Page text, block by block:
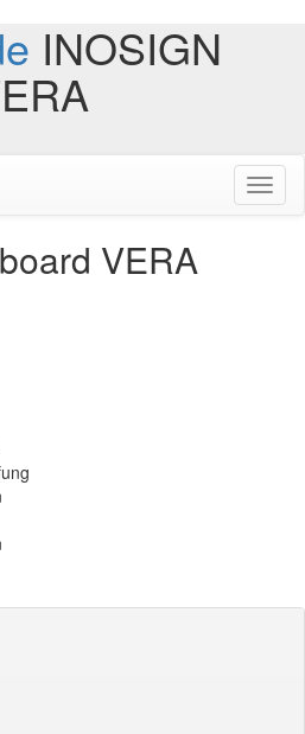
INOSIGN
VERA